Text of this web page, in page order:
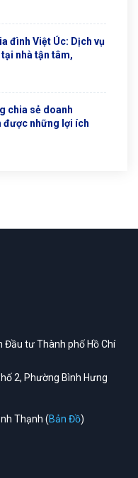
đình Việt Úc: Dịch vụ
nhà tận tâm,
chia sẻ doanh
được những lợi ích
Đầu tư Thành phố Hồ Chí
2, Phường Bình Hưng
Thạnh (Bản Đồ)